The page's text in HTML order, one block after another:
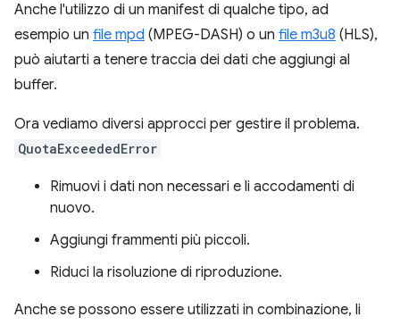
Anche l'utilizzo di un manifest di qualche tipo, ad
esempio un file mpd (MPEG-DASH) o un file m3u8 (HLS),
può aiutarti a tenere traccia dei dati che aggiungi al
buffer.
Ora vediamo diversi approcci per gestire il problema.
QuotaExceededError
Rimuovi i dati non necessari e li accodamenti di
nuovo.
Aggiungi frammenti più piccoli.
Riduci la risoluzione di riproduzione.
Anche se possono essere utilizzati in combinazione, li